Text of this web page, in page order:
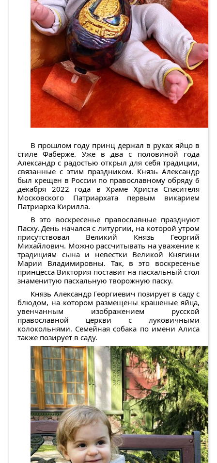
В прошлом году принц держал в руках яйцо в
стиле Фаберже. Уже в два с половиной года
Александр с радостью открыл для себя традиции,
связанные с этим праздником. Князь Александр
был крещен в России по православному обряду 6
декабря 2022 года в Храме Христа Спасителя
Московского Патриархата первым викарием
Патриарха Кирилла.
В это воскресенье православные празднуют
Пасху. День начался с литургии, на которой утром
присутствовал Великий Князь Георгий
Михайлович. Можно рассчитывать на уважение к
традициям сына и невестки Великой Княгини
Марии Владимировны. Так, в это воскресенье
принцесса Виктория поставит на пасхальный стол
знаменитую пасхальную творожную паску.
Князь Александр Георгиевич позирует в саду с
блюдом, на котором размещены крашеные яйца,
увенчанным изображением русской
православной церкви с луковичными
колокольнями. Семейная собака по имени Алиса
также позирует в саду.